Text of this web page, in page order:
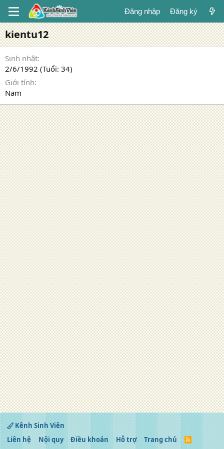
Đăng nhập Đăng ký
kientu12
Sinh nhật
2/6/1992 (Tuổi: 34)
Giới tính
Nam
Kênh Sinh Viên
Liên hệ
Nội quy Điều khoản Hỗ trợ Trang chủ
R